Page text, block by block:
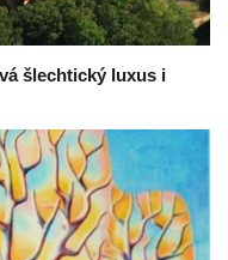
šlechtický luxus i